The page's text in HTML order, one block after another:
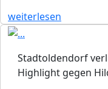
weiterlesen
Stadtoldendorf
Highlight gegen